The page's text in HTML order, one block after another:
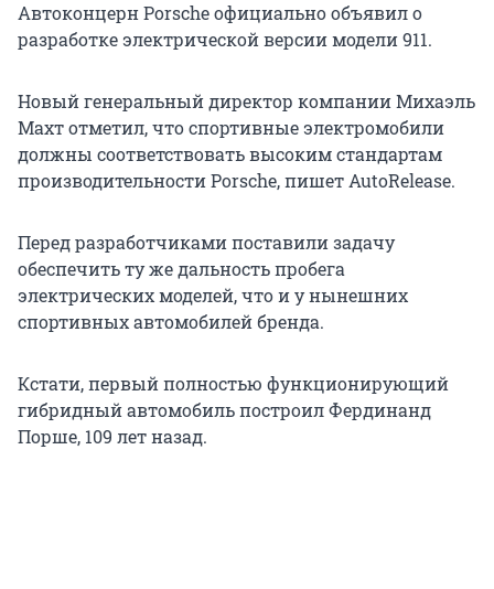
Автоконцерн Porsche официально объявил о
разработке электрической версии модели 911.
Новый генеральный директор компании Михаэль
Махт отметил, что спортивные электромобили
должны соответствовать высоким стандартам
производительности Porsche, пишет AutoRelease.
Перед разработчиками поставили задачу
обеспечить ту же дальность пробега
электрических моделей, что и у нынешних
спортивных автомобилей бренда.
Кстати, первый полностью функционирующий
гибридный автомобиль построил Фердинанд
Порше, 109 лет назад.